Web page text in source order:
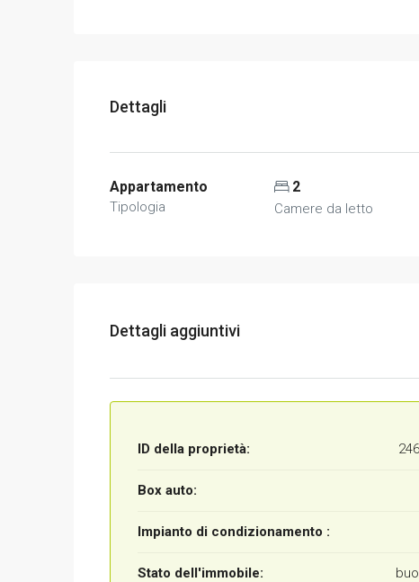
Dettagli
Appartamento
Tipologia
2
Camere da letto
Dettagli aggiuntivi
ID della proprietà:
Box auto:
Impianto di condizionamento :
Stato dell'immobile: